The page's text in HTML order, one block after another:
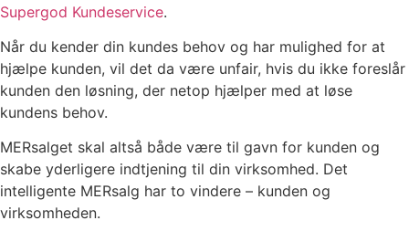
Supergod Kundeservice.
Når du kender din kundes behov og har mulighed for at
hjælpe kunden, vil det da være unfair, hvis du ikke foreslår
kunden den løsning, der netop hjælper med at løse
kundens behov.
MERsalget skal altså både være til gavn for kunden og
skabe yderligere indtjening til din virksomhed. Det
intelligente MERsalg har to vindere – kunden og
virksomheden.